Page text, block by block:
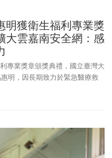
明獲衛生福利專業獎
大雲嘉南安全網：感
專業獎章頒獎典禮，國立臺灣大
明，因長期致力於緊急醫療救
國內緊急醫療與公共AED制度有
、提升偏鄉照護量能及落實健